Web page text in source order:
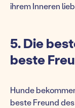
ihrem Inneren
5. Die
beste
Hunde
beste Freund